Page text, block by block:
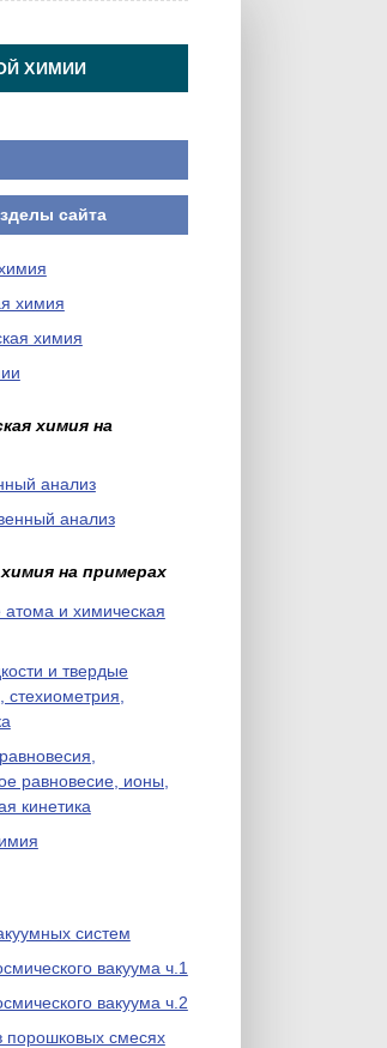
ХИМИИ
сайта
химия
химия
химия на
анализ
анализ
на примерах
атома и химическая
и твердые
стехиометрия,
равновесие, ионы,
кинетика
систем
вакуума ч.1
вакуума ч.2
порошковых смесях